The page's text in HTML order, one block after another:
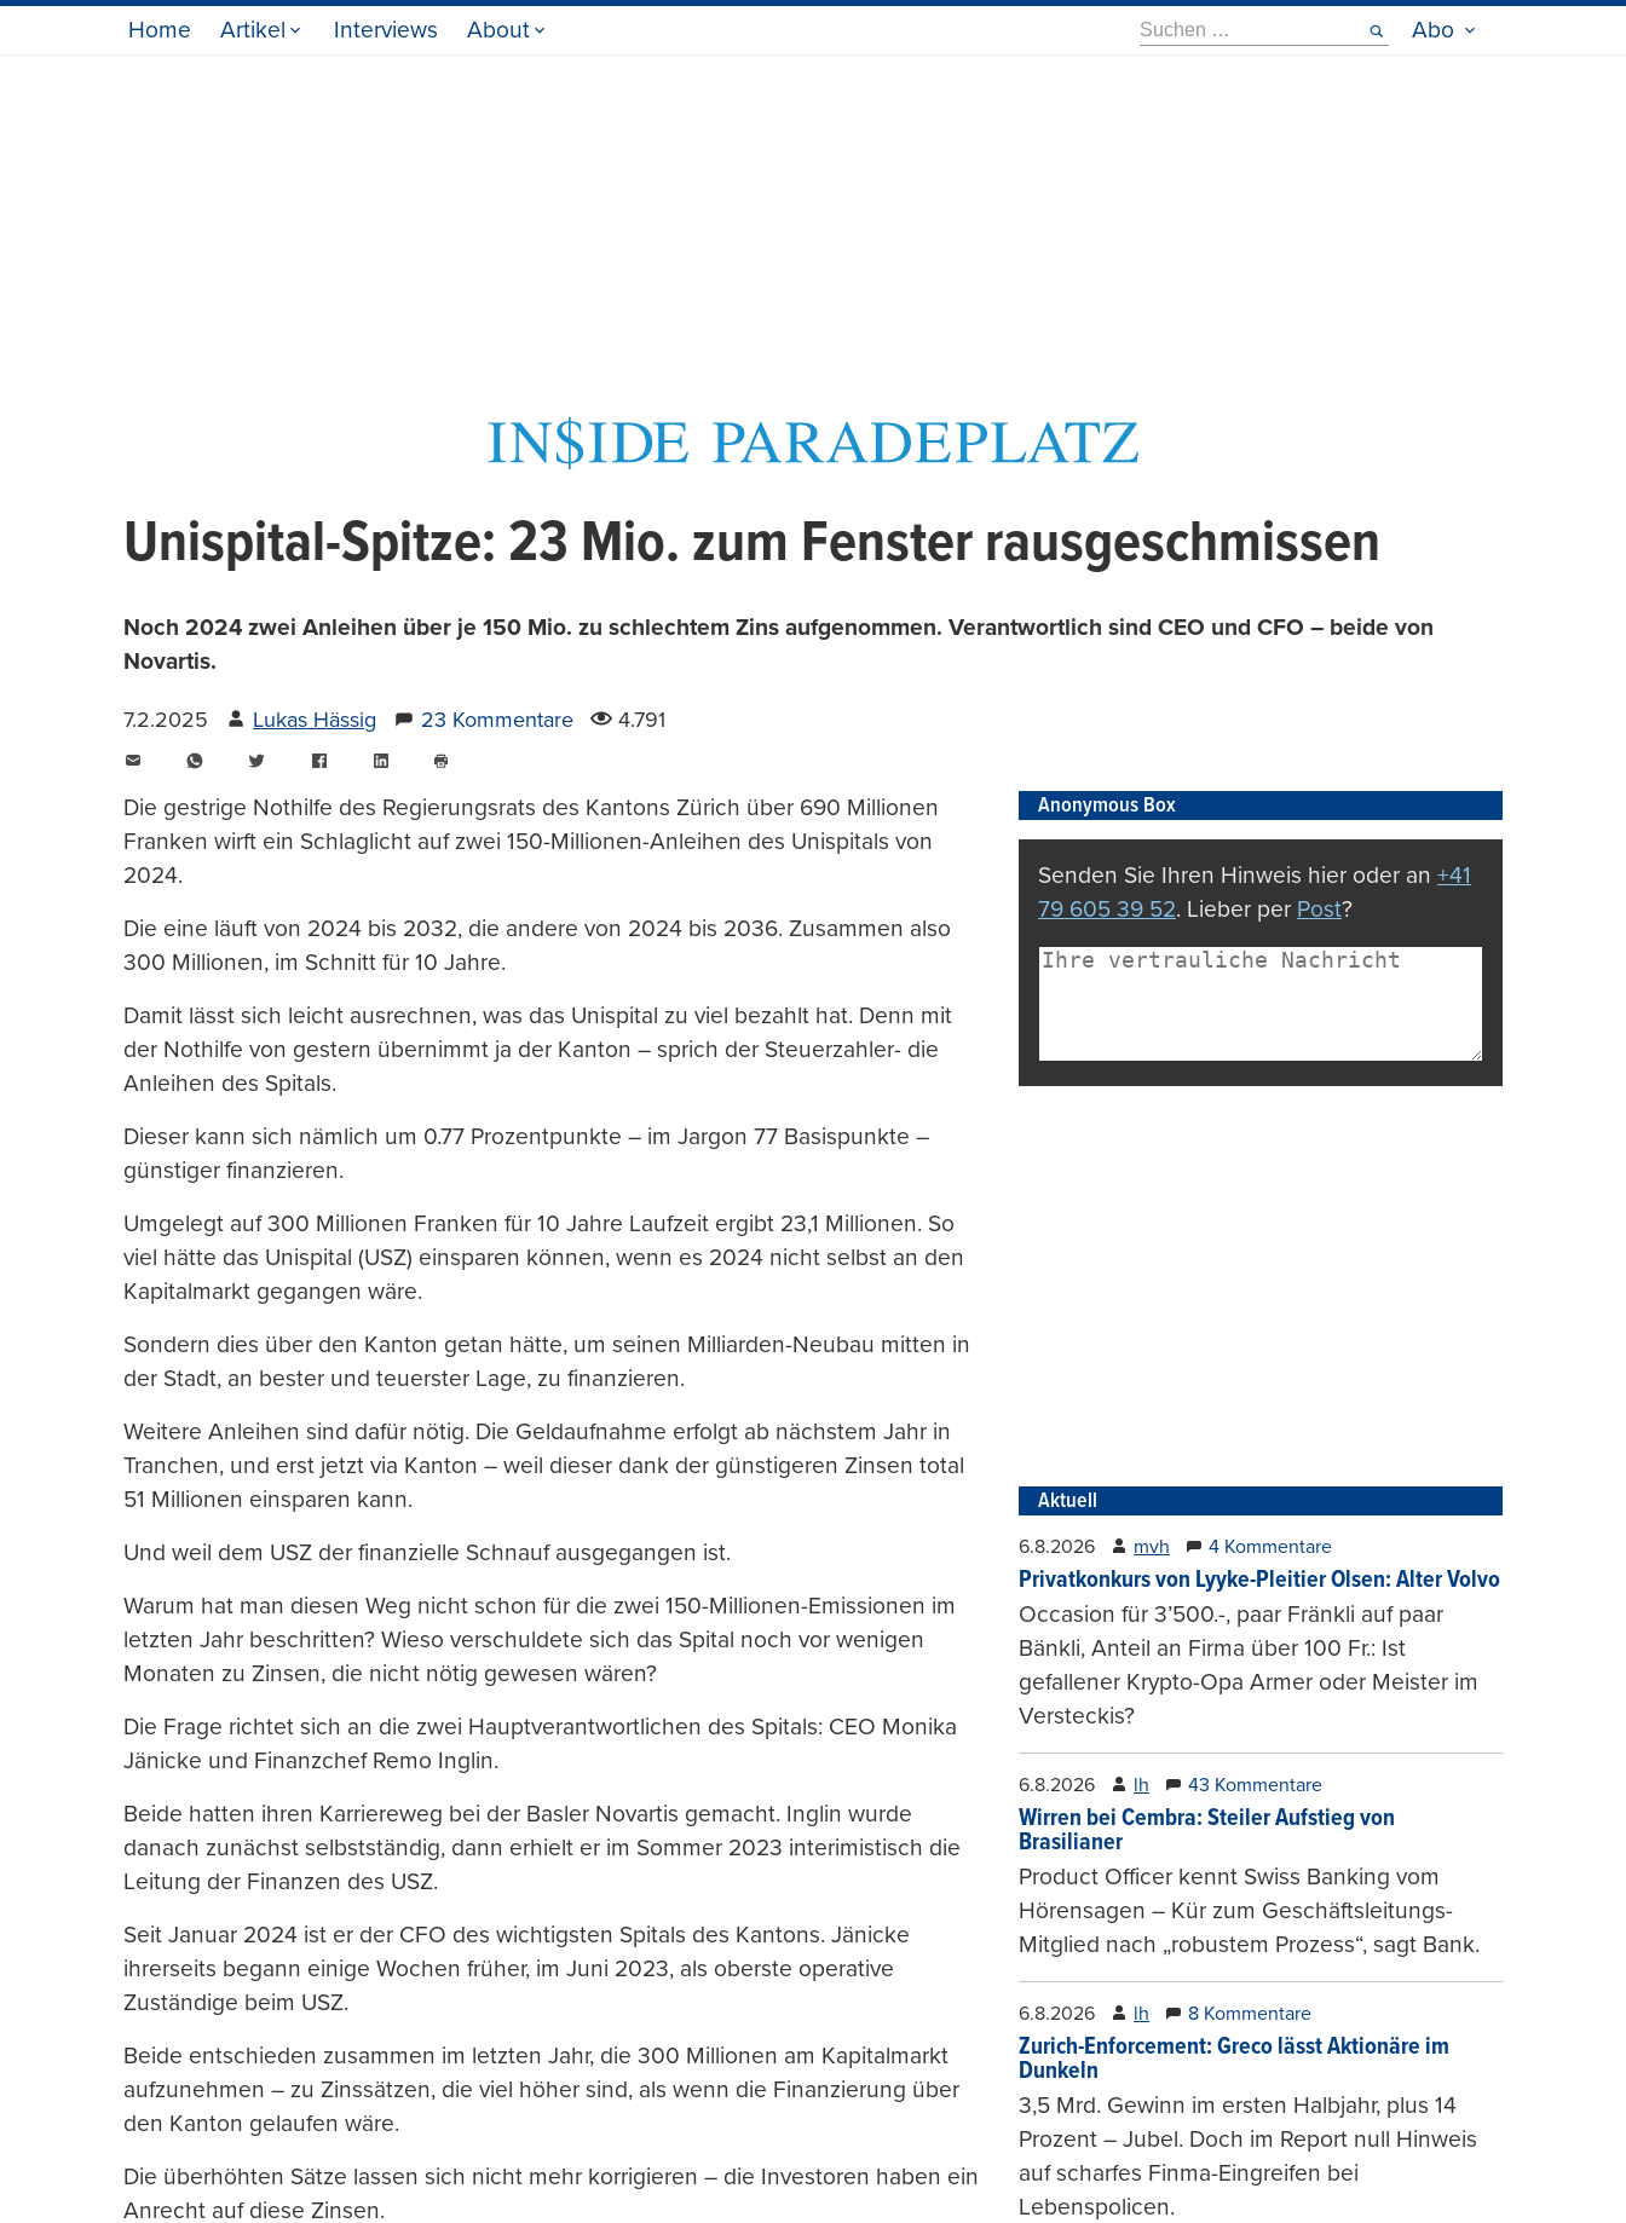
Home Artikel Interviews About
Suche
nach:
Abo
Unispital-Spitze: 23 Mio. zum Fenster rausgeschmissen
Noch 2024 zwei Anleihen über je 150 Mio. zu schlechtem Zins aufgenommen. Verantwortlich sind CEO und CFO – beide von
Novartis.
7.2.2025 Lukas Hässig 23 Kommentare 4.791
WhatsAppTwitter FacebookLinkedIn
Die gestrige Nothilfe des Regierungsrats des Kantons Zürich über 690 Millionen
Franken wirft ein Schlaglicht auf zwei 150-Millionen-Anleihen des Unispitals von
2024.
Die eine läuft von 2024 bis 2032, die andere von 2024 bis 2036. Zusammen also
300 Millionen, im Schnitt für 10 Jahre.
Damit lässt sich leicht ausrechnen, was das Unispital zu viel bezahlt hat. Denn mit
der Nothilfe von gestern übernimmt ja der Kanton – sprich der Steuerzahler- die
Anleihen des Spitals.
Dieser kann sich nämlich um 0.77 Prozentpunkte – im Jargon 77 Basispunkte –
günstiger finanzieren.
Umgelegt auf 300 Millionen Franken für 10 Jahre Laufzeit ergibt 23,1 Millionen. So
viel hätte das Unispital (USZ) einsparen können, wenn es 2024 nicht selbst an den
Kapitalmarkt gegangen wäre.
Sondern dies über den Kanton getan hätte, um seinen Milliarden-Neubau mitten in
der Stadt, an bester und teuerster Lage, zu finanzieren.
Weitere Anleihen sind dafür nötig. Die Geldaufnahme erfolgt ab nächstem Jahr in
Tranchen, und erst jetzt via Kanton – weil dieser dank der günstigeren Zinsen total
51 Millionen einsparen kann.
Und weil dem USZ der finanzielle Schnauf ausgegangen ist.
Warum hat man diesen Weg nicht schon für die zwei 150-Millionen-Emissionen im
letzten Jahr beschritten? Wieso verschuldete sich das Spital noch vor wenigen
Monaten zu Zinsen, die nicht nötig gewesen wären?
Die Frage richtet sich an die zwei Hauptverantwortlichen des Spitals: CEO Monika
Jänicke und Finanzchef Remo Inglin.
Beide hatten ihren Karriereweg bei der Basler Novartis gemacht. Inglin wurde
danach zunächst selbstständig, dann erhielt er im Sommer 2023 interimistisch die
Leitung der Finanzen des USZ.
Seit Januar 2024 ist er der CFO des wichtigsten Spitals des Kantons. Jänicke
ihrerseits begann einige Wochen früher, im Juni 2023, als oberste operative
Zuständige beim USZ.
Beide entschieden zusammen im letzten Jahr, die 300 Millionen am Kapitalmarkt
aufzunehmen – zu Zinssätzen, die viel höher sind, als wenn die Finanzierung über
den Kanton gelaufen wäre.
Die überhöhten Sätze lassen sich nicht mehr korrigieren – die Investoren haben ein
Anrecht auf diese Zinsen.
Anonymous Box
Senden Sie Ihren Hinweis hier oder an +41
79 605 39 52. Lieber per Post?
Aktuell
6.8.2026 mvh 4 Kommentare
Privatkonkurs von Lyyke-Pleitier Olsen: Alter Volvo
Occasion für 3’500.-, paar Fränkli auf paar
Bänkli, Anteil an Firma über 100 Fr.: Ist
gefallener Krypto-Opa Armer oder Meister im
Versteckis?
6.8.2026 lh 43 Kommentare
Wirren bei Cembra: Steiler Aufstieg von
Brasilianer
Product Officer kennt Swiss Banking vom
Hörensagen – Kür zum Geschäftsleitungs-
Mitglied nach „robustem Prozess“, sagt Bank.
6.8.2026 lh 8 Kommentare
Zurich-Enforcement: Greco lässt Aktionäre im
Dunkeln
3,5 Mrd. Gewinn im ersten Halbjahr, plus 14
Prozent – Jubel. Doch im Report null Hinweis
auf scharfes Finma-Eingreifen bei
Lebenspolicen.